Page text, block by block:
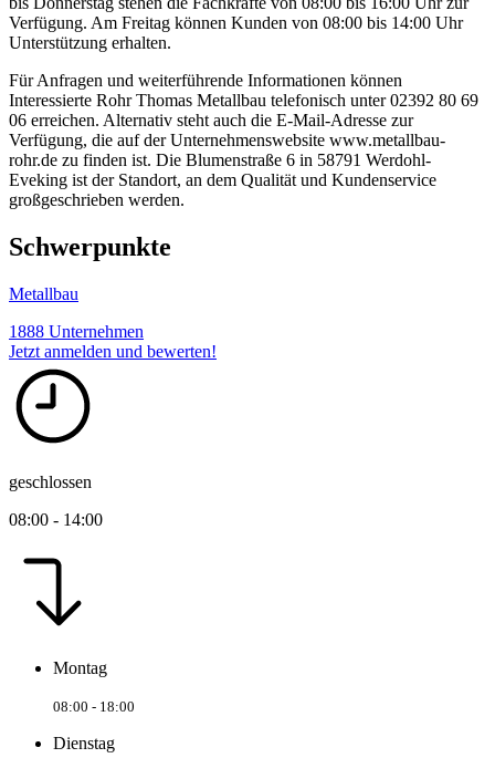
Verfügung. Am Freitag können Kunden von 08:00 bis 14:00 Uhr
Unterstützung erhalten.
Für Anfragen und weiterführende Informationen können
Interessierte Rohr Thomas Metallbau telefonisch unter 02392 80 69
06 erreichen. Alternativ steht auch die E-Mail-Adresse zur
Verfügung, die auf der Unternehmenswebsite www.metallbau-
rohr.de zu finden ist. Die Blumenstraße 6 in 58791 Werdohl-
Eveking ist der Standort, an dem Qualität und Kundenservice
großgeschrieben werden.
Schwerpunkte
Metallbau
1888 Unternehmen
Jetzt anmelden und bewerten!
geschlossen
08:00 - 14:00
Montag
08:00 - 18:00
Dienstag